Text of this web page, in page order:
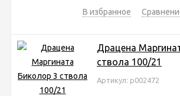
В избранное
Драцена
ствола 100/21
Артикул: р002472